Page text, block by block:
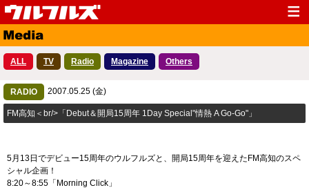
Top
Media Live
Profile
Fanclub Goods
ALL TV Radio Magazine Others
RADIO 2007.05.25 (金)
FM高知＜br/>「Debut＆開局15周年 1Day Special"情熱 A Go-Go"」
5月13日でデビュー15周年のウルフルズと、開局15周年を迎えたFM高知のスペ
シャル企画！
8:20～8:55「Morning Click」